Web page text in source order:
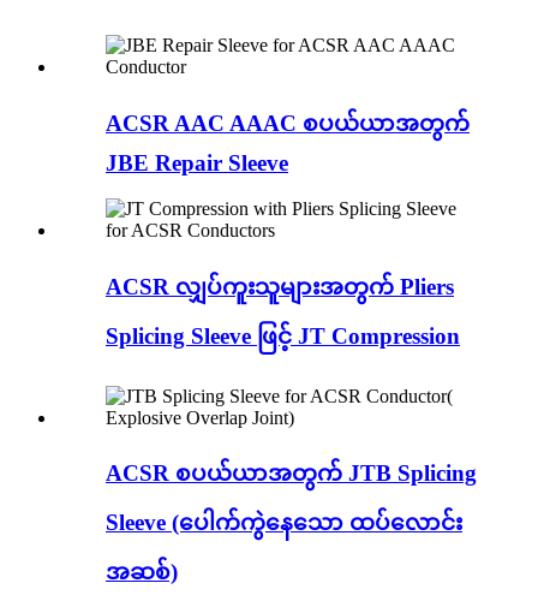
ACSR AAC AAAC စပယ်ယာအတွက်
JBE Repair Sleeve
ACSR လျှပ်ကူးသူများအတွက် Pliers
Splicing Sleeve ဖြင့် JT Compression
ACSR စပယ်ယာအတွက် JTB Splicing
Sleeve (ပေါက်ကွဲနေသော ထပ်လောင်း
အဆစ်)